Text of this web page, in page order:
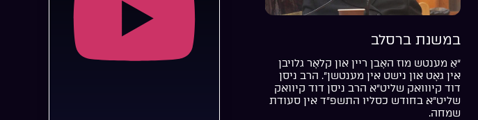
במשנת ברסלב
“אַ מענטש מוז האָבן ריין און קלאָר גלויבן
אין גאָט און נישט אין מענטשן”. הרב ניסן
דוד קיווואק שליט”א הרב ניסן דוד קיוואק
שליט”א בחודש כסליו התשפ”ד אין סעודת
שמחה.